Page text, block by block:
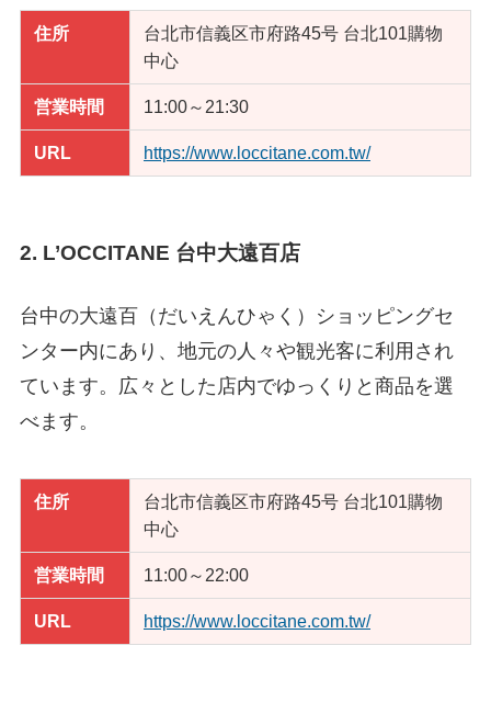
住所
台北市信義区市府路45号 台北101購物
中心
営業時間 11:00～21:30
URL https://www.loccitane.com.tw/
2. L’OCCITANE 台中大遠百店
台中の大遠百（だいえんひゃく）ショッピングセ
ンター内にあり、地元の人々や観光客に利用され
ています。広々とした店内でゆっくりと商品を選
べます。
住所
台北市信義区市府路45号 台北101購物
中心
営業時間 11:00～22:00
URL https://www.loccitane.com.tw/